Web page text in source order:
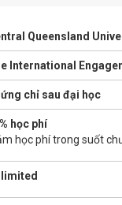
Queensland
International
chỉ sau đại học
học phí
học phí trong suốt